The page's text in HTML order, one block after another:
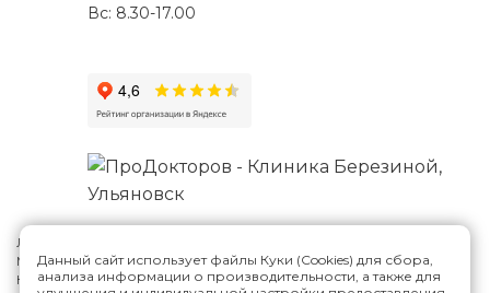
Вс: 8.30-17.00
Лицензия №Л041-01188-73/00287807
Многопрофильная клиника Н.Березиной в Ульяновске © 2026
Карта сайта
Данный сайт использует файлы Куки (Cookies) для сбора,
анализа информации о производительности, а также для